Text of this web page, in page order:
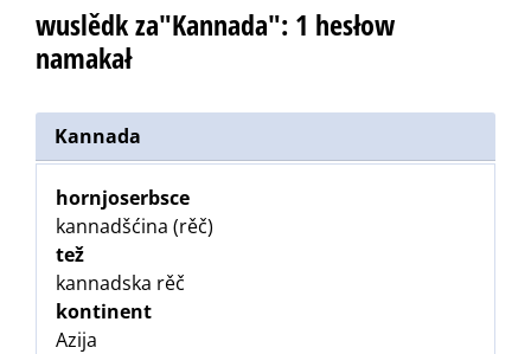
wuslědk za"Kannada": 1 hesłow
namakał
Kannada
hornjoserbsce
kannadšćina (rěč)
tež
kannadska rěč
kontinent
Azija